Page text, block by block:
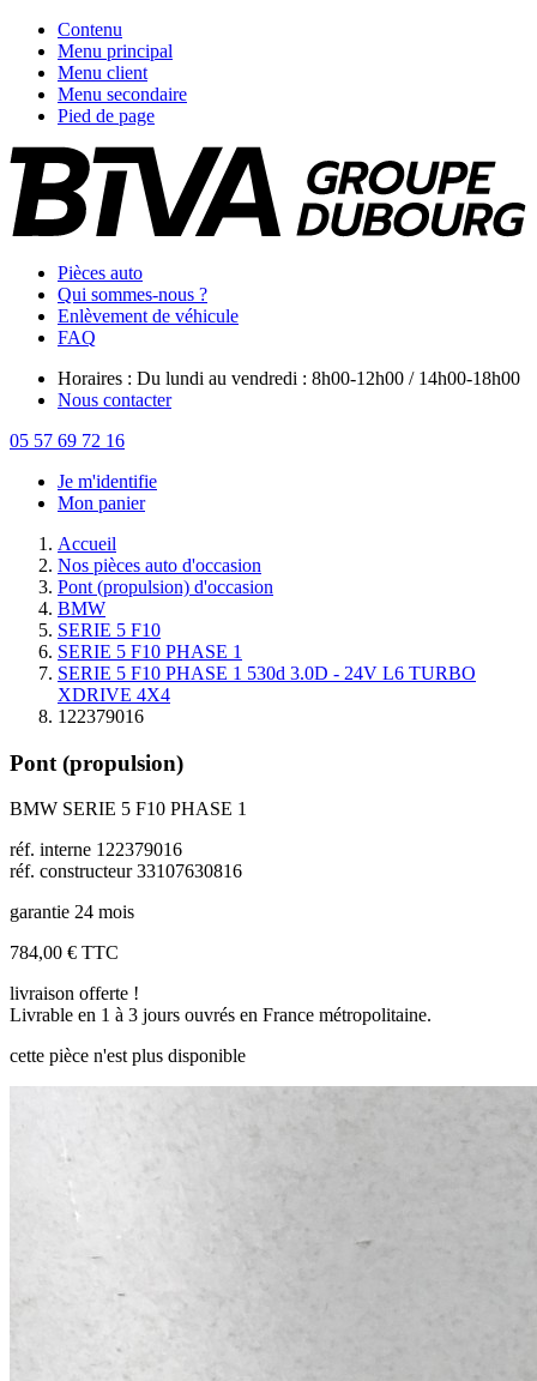
Contenu
Menu principal
Menu client
Menu secondaire
Pied de page
Pièces auto
Qui sommes-nous ?
Enlèvement de véhicule
FAQ
Horaires : Du lundi au vendredi : 8h00-12h00 / 14h00-18h00
Nous contacter
05 57 69 72 16
Je m'identifie
Mon panier
Accueil
Nos pièces auto d'occasion
Pont (propulsion) d'occasion
BMW
SERIE 5 F10
SERIE 5 F10 PHASE 1
SERIE 5 F10 PHASE 1 530d 3.0D - 24V L6 TURBO
XDRIVE 4X4
122379016
Pont (propulsion)
BMW SERIE 5 F10 PHASE 1
réf. interne 122379016
réf. constructeur 33107630816
garantie 24 mois
784,00 € TTC
livraison offerte !
Livrable en 1 à 3 jours ouvrés en France métropolitaine.
cette pièce n'est plus disponible